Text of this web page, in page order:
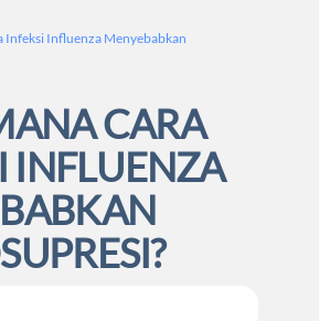
Infeksi Influenza Menyebabkan
CARA
INFLUENZA